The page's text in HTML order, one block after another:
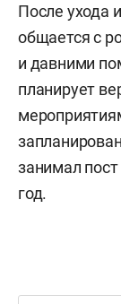
После ухода
общается с
и давними
планирует
занимал
год.